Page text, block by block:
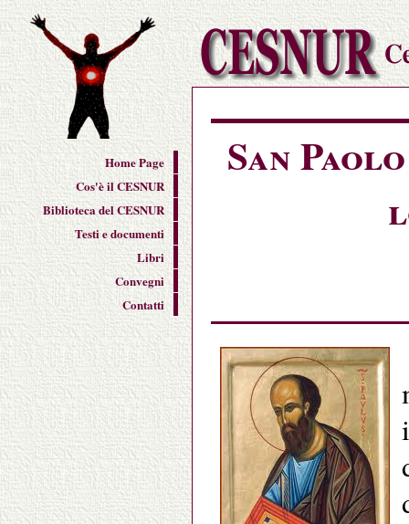
San
Home Page
Cos'è il CESNUR
Biblioteca del CESNUR
Testi e documenti
Libri
Convegni
Contatti